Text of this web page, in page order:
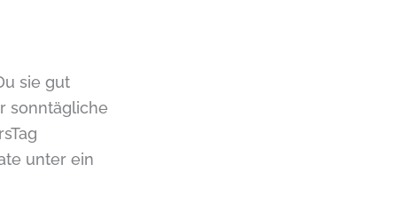
sie gut
sonntägliche
unter ein